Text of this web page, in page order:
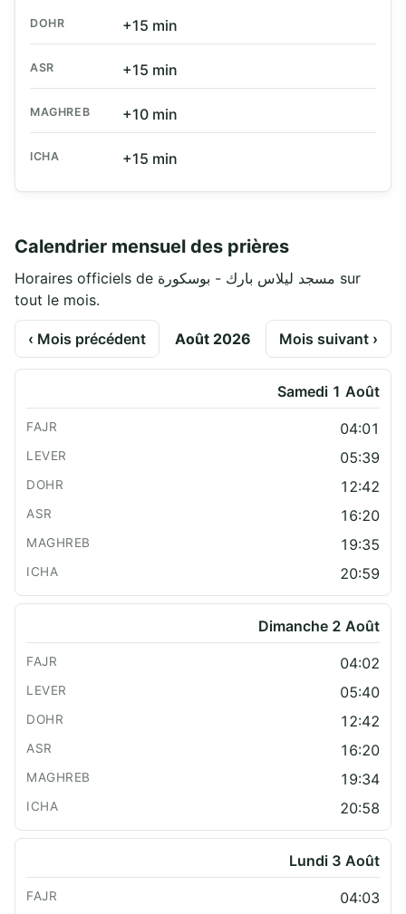
DOHR +15 min
ASR +15 min
MAGHREB +10 min
ICHA +15 min
Calendrier mensuel des prières
Horaires officiels de مسجد ليلاس بارك - بوسكورة sur
tout le mois.
‹ Mois précédent Août 2026 Mois suivant ›
Samedi 1 Août
04:01
05:39
12:42
16:20
19:35
20:59
Dimanche 2 Août
04:02
05:40
12:42
16:20
19:34
20:58
Lundi 3 Août
04:03